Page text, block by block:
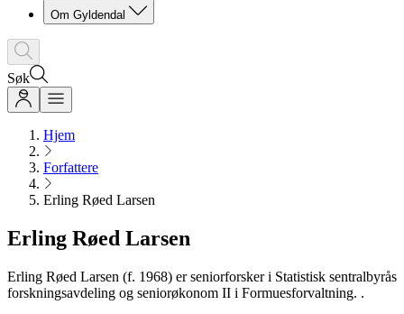
Om Gyldendal
Søk
Hjem
Forfattere
Erling Røed Larsen
Erling Røed Larsen
Erling Røed Larsen (f. 1968) er seniorforsker i Statistisk sentralbyrås
forskningsavdeling og seniorøkonom II i Formuesforvaltning. .